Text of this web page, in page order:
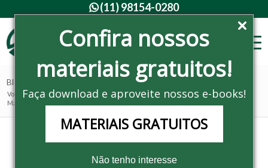
Confira nossos
materiais gratuitos!
Faça download e aproveite nossos e-books!
MATERIAIS GRATUITOS
Não tenho interesse
(11) 98154-0280
Blog - Últimas notícias
Você está aqui: Home / Noticias / Licenciamento Ambiental
Master Ambiental auxilia regularização de postos de combustíveis
Master Ambiental auxilia